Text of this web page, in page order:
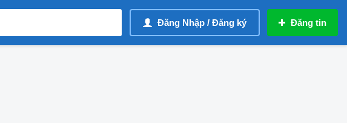
Đăng Nhập / Đăng ký Đăng tin